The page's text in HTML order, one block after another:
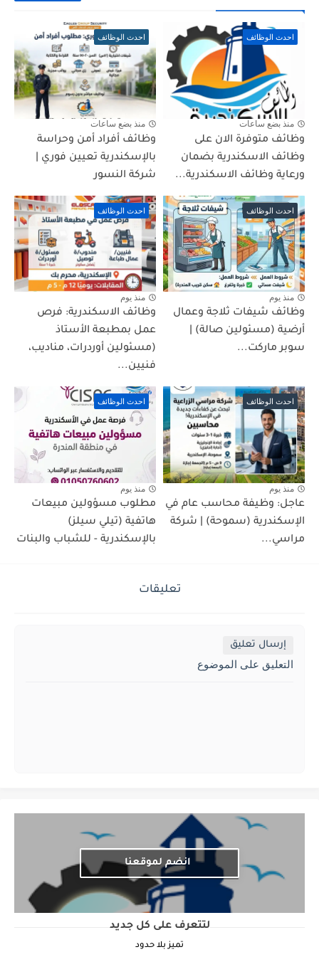
احدث الوظائف
منذ بضع ساعات
وظائف متوفرة الان على
وظائف الاسكندرية بضمان
ورعاية وظائف الاسكندرية...
احدث الوظائف
منذ بضع ساعات
وظائف أفراد أمن وحراسة
بالإسكندرية تعيين فوري |
شركة النسور
احدث الوظائف
منذ يوم
وظائف شيفات ثلاجة وعمال
أرضية (مسئولين صالة) |
سوبر ماركت...
احدث الوظائف
منذ يوم
وظائف الاسكندرية: فرص
عمل بمطبعة الأستاذ
(مسئولين أوردرات، مناديب،
فنيين...
احدث الوظائف
منذ يوم
عاجل: وظيفة محاسب عام في
الإسكندرية (سموحة) | شركة
مراسي...
احدث الوظائف
منذ يوم
مطلوب مسؤولين مبيعات
هاتفية (تيلي سيلز)
بالإسكندرية - للشباب والبنات
تعليقات
إرسال تعليق
التعليق على الموضوع
انضم لموقعنا
لتتعرف على كل جديد
تميز بلا حدود